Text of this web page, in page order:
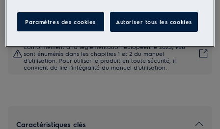
conformément à la réglementation européenne 2023/988
sont énumérés dans les chapitres 1 et 2 du manuel
d'utilisation. Pour utiliser le produit en toute sécurité, il
convient de lire l'intégralité du manuel d'utilisation.
Caractéristiques clés
Paramètres des cookies Autoriser tous les cookies